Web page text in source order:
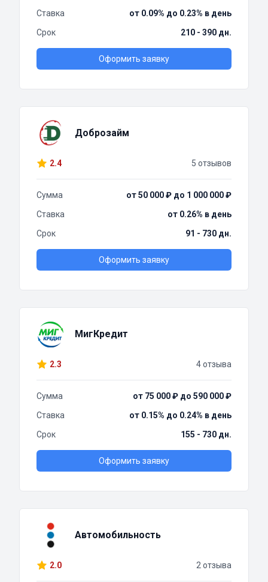
Ставка
от 0.09% до 0.23% в день
Срок
210 - 390 дн.
Оформить заявку
Доброзайм
2.4 5 отзывов
Сумма
от 50 000 ₽ до 1 000 000 ₽
Ставка
от 0.26% в день
Срок
91 - 730 дн.
Оформить заявку
МигКредит
2.3 4 отзыва
Сумма
от 75 000 ₽ до 590 000 ₽
Ставка
от 0.15% до 0.24% в день
Срок
155 - 730 дн.
Оформить заявку
Автомобильность
2.0 2 отзыва